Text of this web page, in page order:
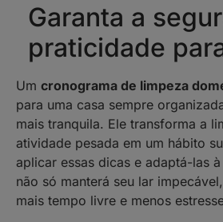
Garanta a
praticidade
Um cronograma de limpeza
para uma casa sempre
mais tranquila. Ele transforma a
atividade pesada em um hábito
aplicar essas dicas e adaptá-las
não só manterá seu lar
mais tempo livre e menos